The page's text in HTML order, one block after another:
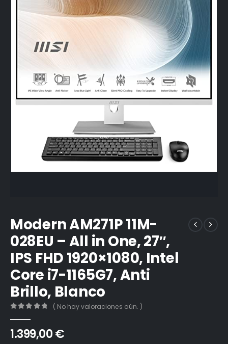
Modern AM271P 11M-
028EU – All in One, 27″,
IPS FHD 1920×1080, Intel
Core i7-1165G7, Anti
Brillo, Blanco
( No hay valoraciones aún. )
1.399,00€